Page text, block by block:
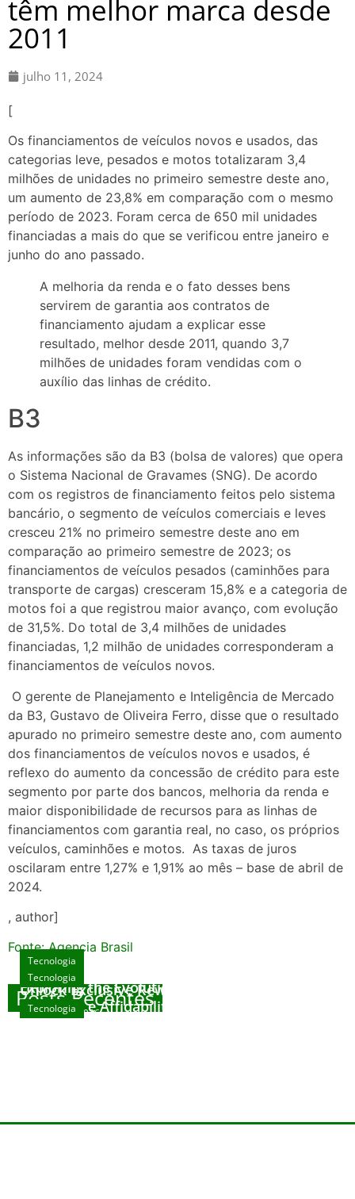
têm melhor marca desde
2011
julho 11, 2024
[
Os financiamentos de veículos novos e usados, das
categorias leve, pesados e motos totalizaram 3,4
milhões de unidades no primeiro semestre deste ano,
um aumento de 23,8% em comparação com o mesmo
período de 2023. Foram cerca de 650 mil unidades
financiadas a mais do que se verificou entre janeiro e
junho do ano passado.
A melhoria da renda e o fato desses bens
servirem de garantia aos contratos de
financiamento ajudam a explicar esse
resultado, melhor desde 2011, quando 3,7
milhões de unidades foram vendidas com o
auxílio das linhas de crédito.
B3
As informações são da B3 (bolsa de valores) que opera
o Sistema Nacional de Gravames (SNG). De acordo
com os registros de financiamento feitos pelo sistema
bancário, o segmento de veículos comerciais e leves
cresceu 21% no primeiro semestre deste ano em
comparação ao primeiro semestre de 2023; os
financiamentos de veículos pesados (caminhões para
transporte de cargas) cresceram 15,8% e a categoria de
motos foi a que registrou maior avanço, com evolução
de 31,5%. Do total de 3,4 milhões de unidades
financiadas, 1,2 milhão de unidades corresponderam a
financiamentos de veículos novos.
O gerente de Planejamento e Inteligência de Mercado
da B3, Gustavo de Oliveira Ferro, disse que o resultado
apurado no primeiro semestre deste ano, com aumento
dos financiamentos de veículos novos e usados, é
reflexo do aumento da concessão de crédito para este
segmento por parte dos bancos, melhoria da renda e
maior disponibilidade de recursos para as linhas de
financiamentos com garantia real, no caso, os próprios
veículos, caminhões e motos. As taxas de juros
oscilaram entre 1,27% e 1,91% ao mês – base de abril de
2024.
, author]
Fonte: Agencia Brasil
Posts Recentes
Tecnologia
Exploring the Evolution of Online Slot Games
agosto 7, 2026
Tecnologia
Unlock Exclusive Rewards at The Big Dog
House
Tecnologia
Sicurezza e Affidabilità di Mr Nulls Wicked
Wares
Tecnologia